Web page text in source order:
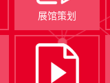
展馆策划